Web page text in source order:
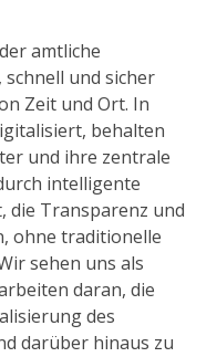
amtliche
und sicher
Zeit und Ort. In
behalten
und ihre zentrale
intelligente
die Transparenz und
ohne traditionelle
sehen uns als
daran, die
des
darüber hinaus zu